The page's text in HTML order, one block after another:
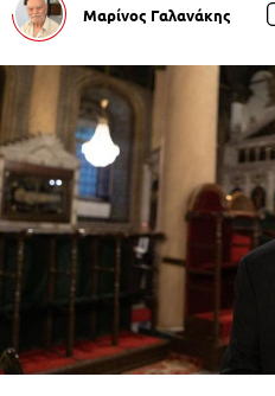
Μαρίνος Γαλανάκης